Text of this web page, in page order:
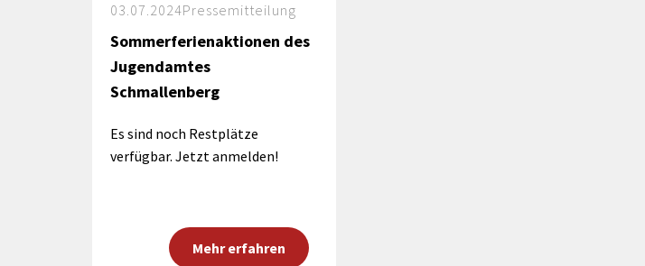
03.07.2024Pressemitteilung
Sommerferienaktionen des
Jugendamtes
Schmallenberg
Es sind noch Restplätze
verfügbar. Jetzt anmelden!
Mehr erfahren